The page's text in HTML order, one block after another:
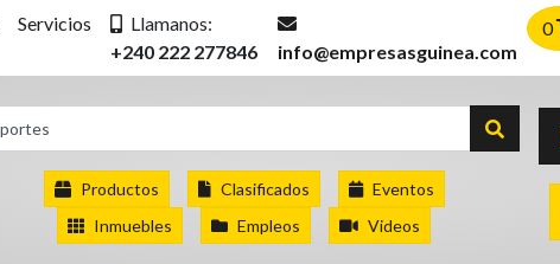
Servicios
Llamanos:
+240 222 277846
info@empresasguinea.com
0
Productos Clasificados
Eventos
Inmuebles
Empleos Videos